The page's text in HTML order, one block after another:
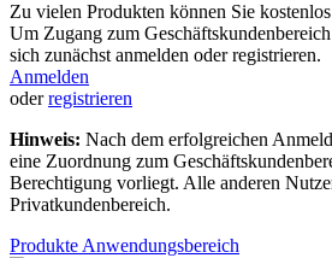
Zu vielen Produkten können Sie
Um Zugang zum
sich zunächst anmelden oder registrieren.
Anmelden
oderregistrieren
Hinweis: Nach dem erfolgreichen
eine Zuordnung zum
Berechtigung vorliegt. Alle anderen
Privatkundenbereich.
Produkte Anwendungsbereich